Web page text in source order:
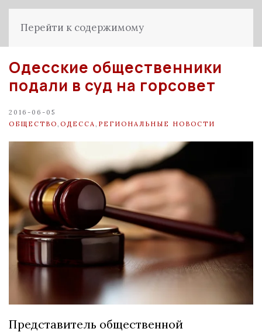
Перейти к содержимому
Одесские общественники
подали в суд на горсовет
2016-06-05
ОБЩЕСТВО ОДЕССА РЕГИОНАЛЬНЫЕ НОВОСТИ
Представитель общественной